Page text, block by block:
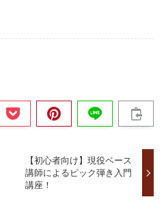
【初心者向け】現役ベース
講師によるピック弾き入門
講座！